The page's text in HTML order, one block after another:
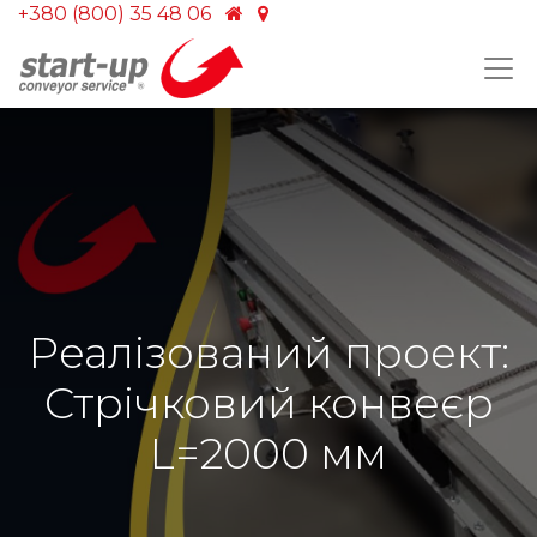
+380 (800) 35 48 06
Реалізований проект:
Стрічковий конвеєр
L=2000 мм